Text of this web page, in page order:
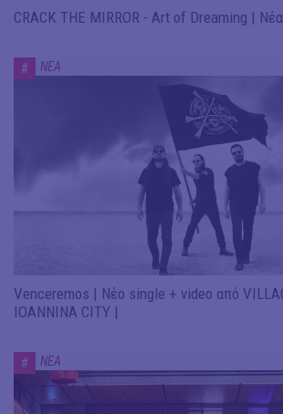
CRACK THE MIRROR - Art of Dreaming |
# ΝΕΑ
Venceremos | Νέο single + video από
IOANNINA CITY |
# ΝΕΑ